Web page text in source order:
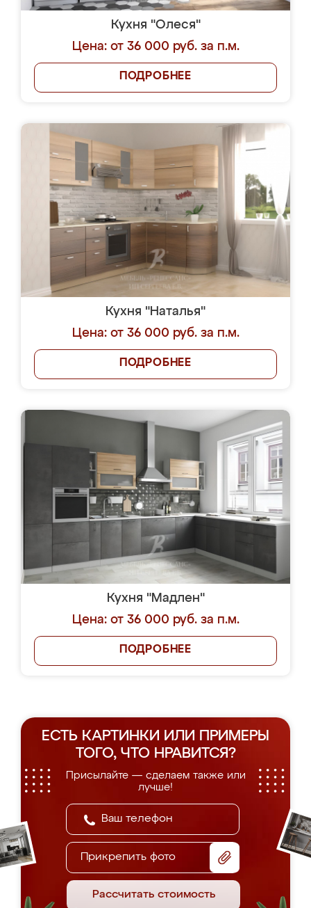
Кухня "Олеся"
Цена: от 36 000 руб. за п.м.
ПОДРОБНЕЕ
Кухня "Наталья"
Цена: от 36 000 руб. за п.м.
ПОДРОБНЕЕ
Кухня "Мадлен"
Цена: от 36 000 руб. за п.м.
ПОДРОБНЕЕ
ЕСТЬ КАРТИНКИ ИЛИ ПРИМЕРЫ
ТОГО, ЧТО НРАВИТСЯ?
Присылайте — сделаем также или
лучше!
Прикрепить фото
Рассчитать стоимость